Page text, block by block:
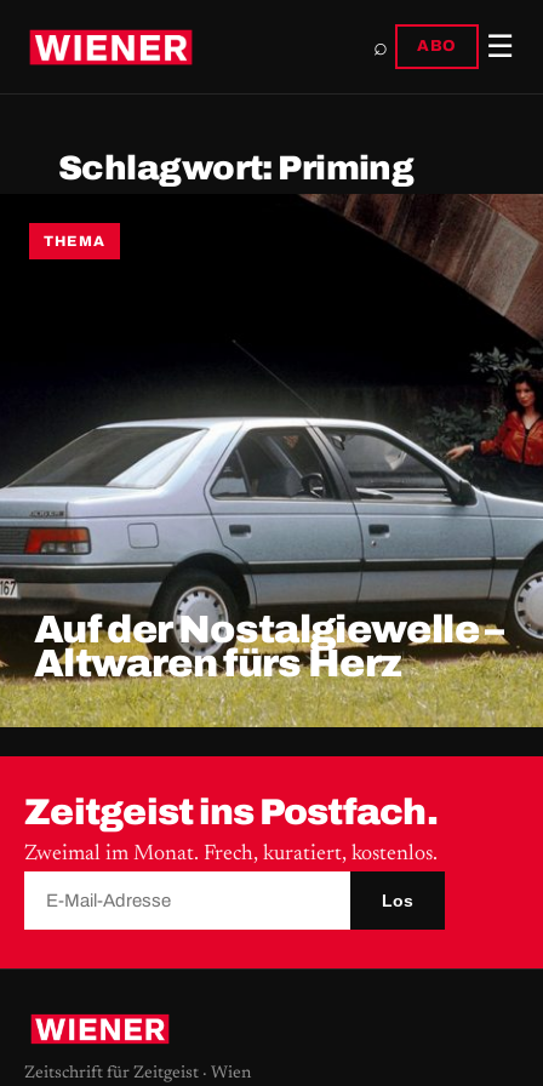
⌕ ABO ☰
Schlagwort: Priming
THEMA
Auf der Nostalgiewelle –
Altwaren fürs Herz
Zeitgeist ins Postfach.
Zweimal im Monat. Frech, kuratiert, kostenlos.
Los
Zeitschrift für Zeitgeist · Wien